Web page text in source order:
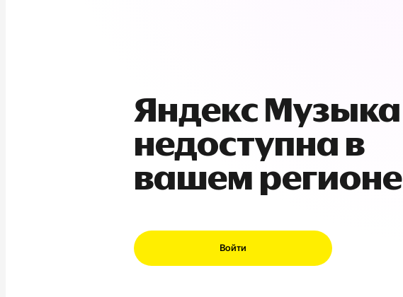
Яндекс Музыка
недоступна в
вашем регионе
Войти